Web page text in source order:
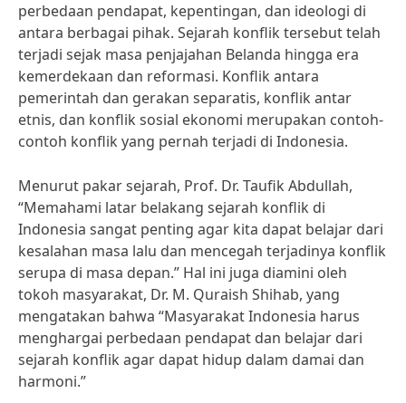
perbedaan pendapat, kepentingan, dan ideologi di
antara berbagai pihak. Sejarah konflik tersebut telah
terjadi sejak masa penjajahan Belanda hingga era
kemerdekaan dan reformasi. Konflik antara
pemerintah dan gerakan separatis, konflik antar
etnis, dan konflik sosial ekonomi merupakan contoh-
contoh konflik yang pernah terjadi di Indonesia.
Menurut pakar sejarah, Prof. Dr. Taufik Abdullah,
“Memahami latar belakang sejarah konflik di
Indonesia sangat penting agar kita dapat belajar dari
kesalahan masa lalu dan mencegah terjadinya konflik
serupa di masa depan.” Hal ini juga diamini oleh
tokoh masyarakat, Dr. M. Quraish Shihab, yang
mengatakan bahwa “Masyarakat Indonesia harus
menghargai perbedaan pendapat dan belajar dari
sejarah konflik agar dapat hidup dalam damai dan
harmoni.”